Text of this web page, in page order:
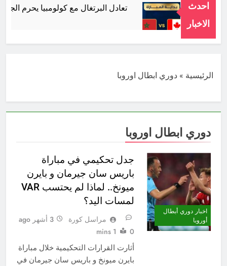
احدث
الاخبار
تعادل البرتغال مع كولومبيا يحرم
الرئيسية » دوري ابطال اوروبا
دوري ابطال اوروبا
اخبار دوري أبطال
أوروبا
جدل تحكيمي في مباراة
باريس سان جيرمان و بايرن
ميونخ.. لماذا لم يحتسب VAR
لمسات اليد؟
مراسل كورة
3 أشهر ago
0
1 mins
أثارت القرارات التحكيمية خلال مباراة
بايرن ميونخ و باريس سان جيرمان في